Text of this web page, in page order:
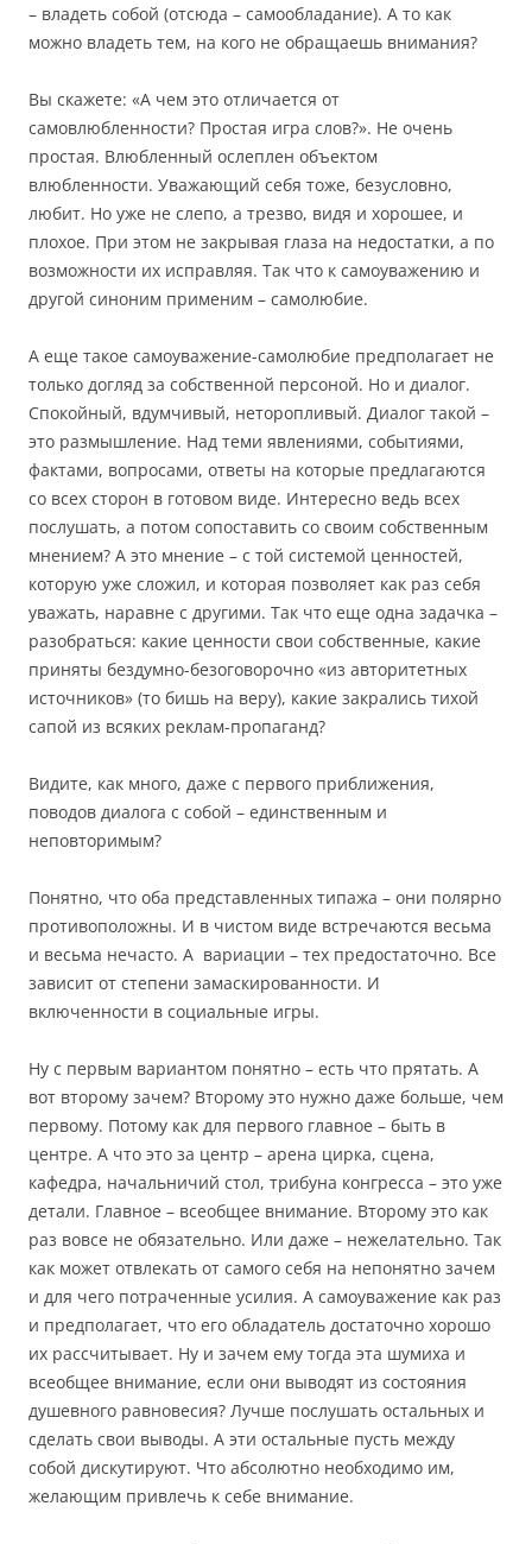
– владеть собой (отсюда – самообладание). А то как
можно владеть тем, на кого не обращаешь внимания?
Вы скажете: «А чем это отличается от
самовлюбленности? Простая игра слов?». Не очень
простая. Влюбленный ослеплен объектом
влюбленности. Уважающий себя тоже, безусловно,
любит. Но уже не слепо, а трезво, видя и хорошее, и
плохое. При этом не закрывая глаза на недостатки, а по
возможности их исправляя. Так что к самоуважению и
другой синоним применим – самолюбие.
А еще такое самоуважение-самолюбие предполагает не
только догляд за собственной персоной. Но и диалог.
Спокойный, вдумчивый, неторопливый. Диалог такой –
это размышление. Над теми явлениями, событиями,
фактами, вопросами, ответы на которые предлагаются
со всех сторон в готовом виде. Интересно ведь всех
послушать, а потом сопоставить со своим собственным
мнением? А это мнение – с той системой ценностей,
которую уже сложил, и которая позволяет как раз себя
уважать, наравне с другими. Так что еще одна задачка –
разобраться: какие ценности свои собственные, какие
приняты бездумно-безоговорочно «из авторитетных
источников» (то бишь на веру), какие закрались тихой
сапой из всяких реклам-пропаганд?
Видите, как много, даже с первого приближения,
поводов диалога с собой – единственным и
неповторимым?
Понятно, что оба представленных типажа – они полярно
противоположны. И в чистом виде встречаются весьма
и весьма нечасто. А вариации – тех предостаточно. Все
зависит от степени замаскированности. И
включенности в социальные игры.
Ну с первым вариантом понятно – есть что прятать. А
вот второму зачем? Второму это нужно даже больше, чем
первому. Потому как для первого главное – быть в
центре. А что это за центр – арена цирка, сцена,
кафедра, начальничий стол, трибуна конгресса – это уже
детали. Главное – всеобщее внимание. Второму это как
раз вовсе не обязательно. Или даже – нежелательно. Так
как может отвлекать от самого себя на непонятно зачем
и для чего потраченные усилия. А самоуважение как раз
и предполагает, что его обладатель достаточно хорошо
их рассчитывает. Ну и зачем ему тогда эта шумиха и
всеобщее внимание, если они выводят из состояния
душевного равновесия? Лучше послушать остальных и
сделать свои выводы. А эти остальные пусть между
собой дискутируют. Что абсолютно необходимо им,
желающим привлечь к себе внимание.